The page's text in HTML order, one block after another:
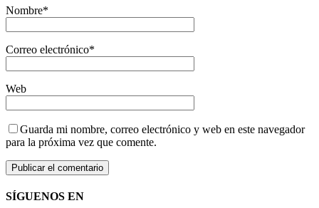
Nombre*
Correo electrónico*
Web
Guarda mi nombre, correo electrónico y web en este navegador
para la próxima vez que comente.
SÍGUENOS EN